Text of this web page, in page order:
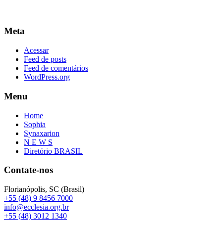
Meta
Acessar
Feed de posts
Feed de comentários
WordPress.org
Menu
Home
Sophia
Synaxarion
N E W S
Diretório BRASIL
Contate-nos
Florianópolis, SC (Brasil)
+55 (48) 9 8456 7000
info@ecclesia.org.br
+55 (48) 3012 1340